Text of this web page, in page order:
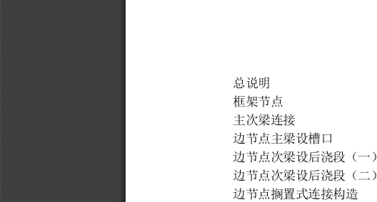
总说明
框架节点
主次梁连接
边节点主梁设槽口
边节点次梁设后浇段（一）
边节点次梁设后浇段（二）
边节点搁置式连接构造